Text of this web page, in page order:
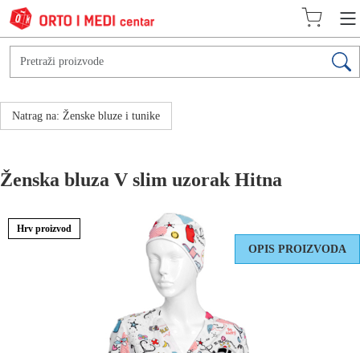
Natrag na: Ženske bluze i tunike
Ženska bluza V slim uzorak Hitna
Hrv proizvod
OPIS PROIZVODA